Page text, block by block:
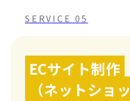
SERVICE 05
ECサイト制作
（ネットショ